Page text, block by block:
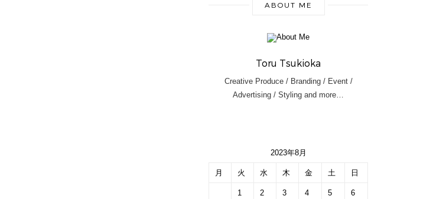
ABOUT ME
Toru Tsukioka
Creative Produce / Branding / Event /
Advertising / Styling and more…
2023年8月
月 火 水 木 金 土 日
1 2 3 4 5 6